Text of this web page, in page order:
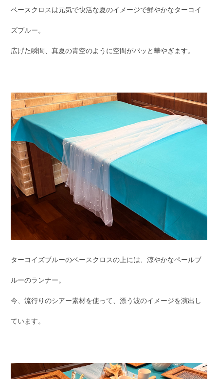
ベースクロスは元気で快活な夏のイメージで鮮やかなターコイ
ズブルー。
広げた瞬間、真夏の青空のように空間がパッと華やぎます。
ターコイズブルーのベースクロスの上には、涼やかなペールブ
ルーのランナー。
今、流行りのシアー素材を使って、漂う波のイメージを演出し
ています。